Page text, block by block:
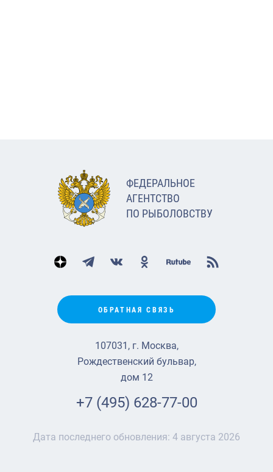
ФЕДЕРАЛЬНОЕ
АГЕНТСТВО
ПО РЫБОЛОВСТВУ
ОБРАТНАЯ СВЯЗЬ
107031, г. Москва,
Рождественский бульвар,
дом 12
+7 (495) 628-77-00
Дата последнего обновления: 4 августа 2026